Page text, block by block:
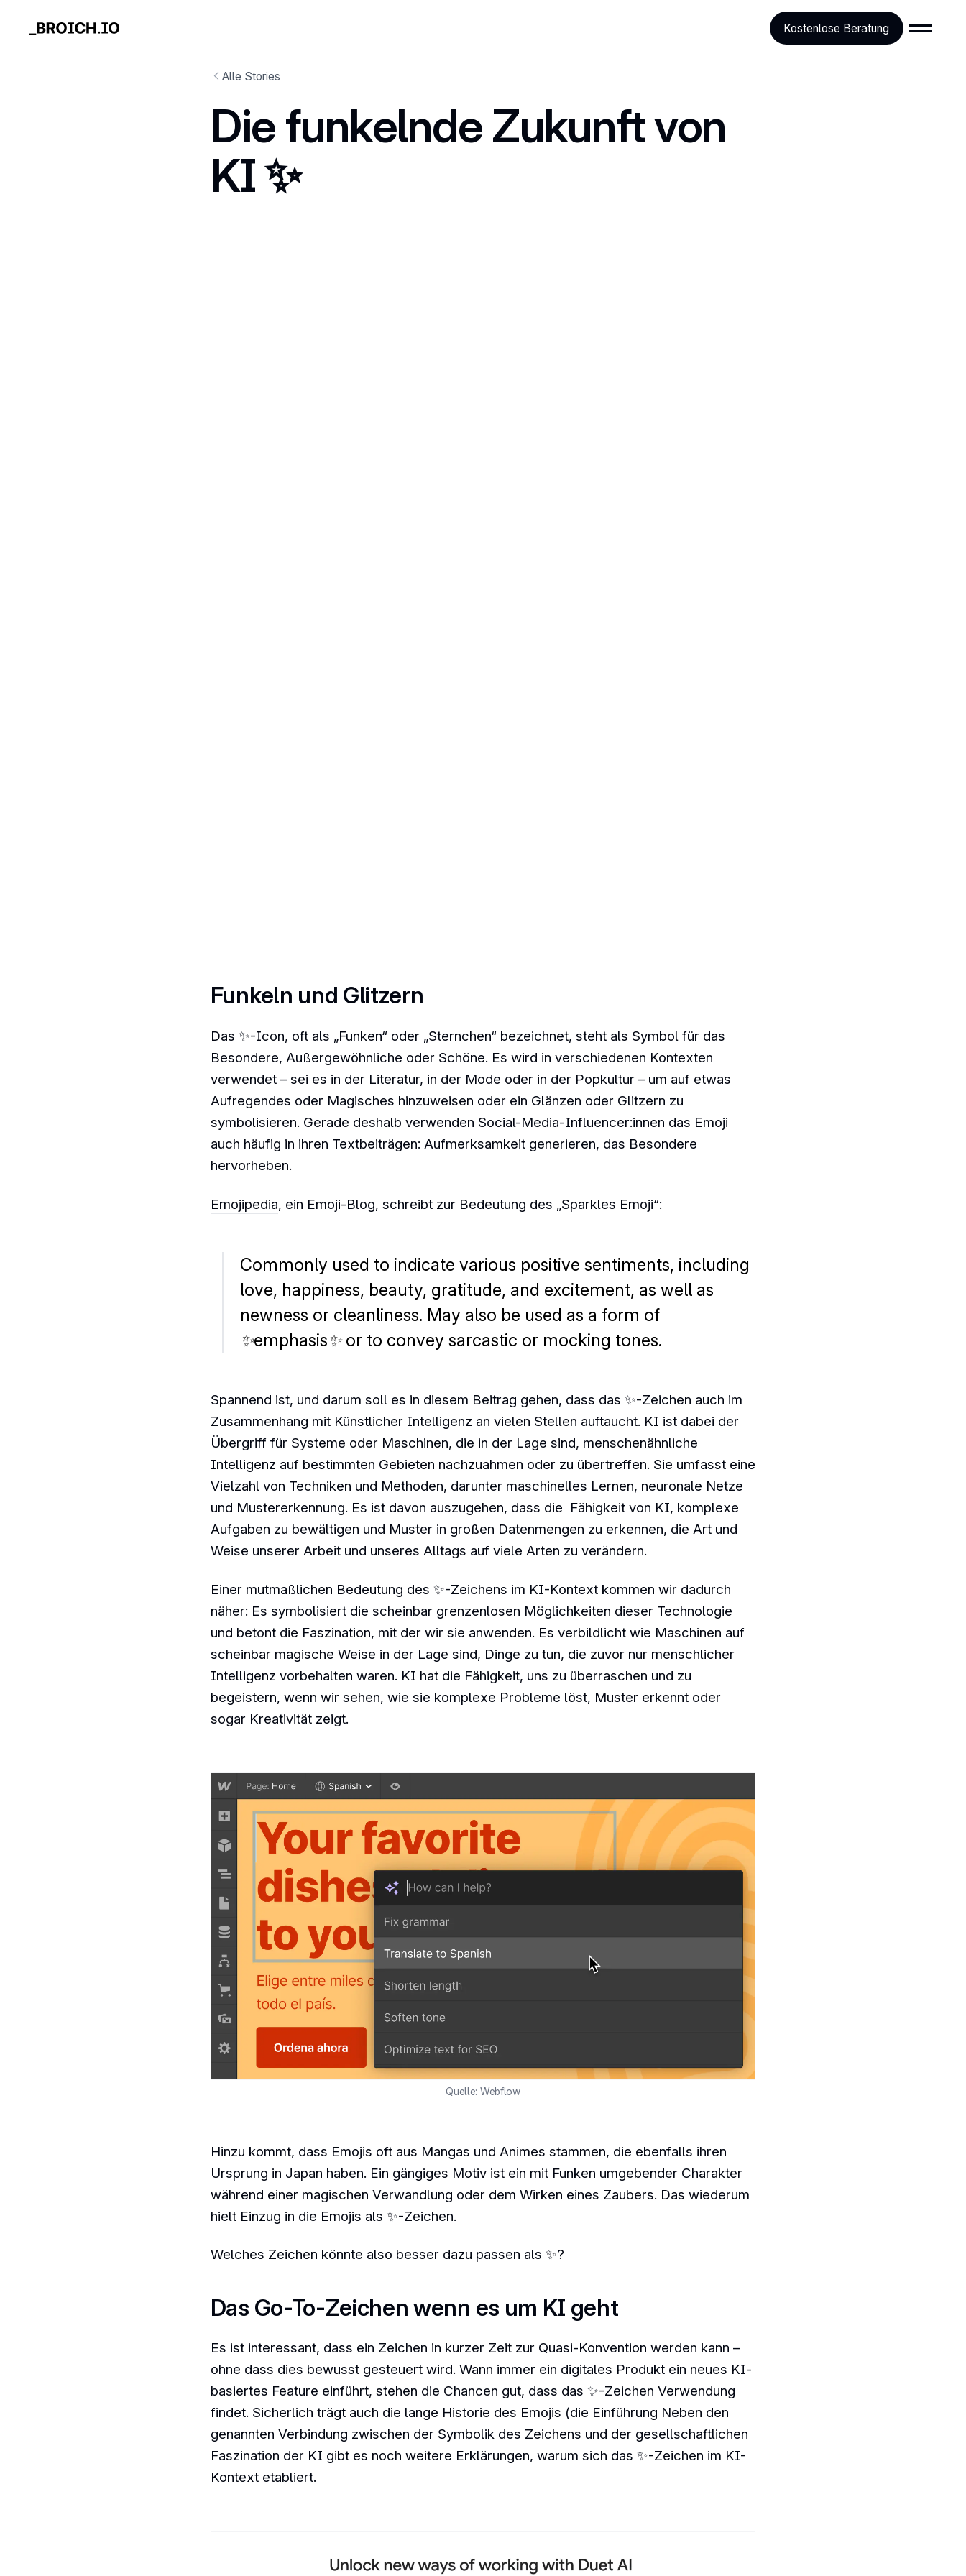
Kostenlose Beratung
Alle Stories
Die funkelnde Zukunft von
KI ✨
Funkeln und Glitzern
Das ✨-Icon, oft als „Funken“ oder „Sternchen“ bezeichnet, steht als Symbol für das
Besondere, Außergewöhnliche oder Schöne. Es wird in verschiedenen Kontexten
verwendet – sei es in der Literatur, in der Mode oder in der Popkultur – um auf etwas
Aufregendes oder Magisches hinzuweisen oder ein Glänzen oder Glitzern zu
symbolisieren. Gerade deshalb verwenden Social-Media-Influencer:innen das Emoji
auch häufig in ihren Textbeiträgen: Aufmerksamkeit generieren, das Besondere
hervorheben.
Emojipedia, ein Emoji-Blog, schreibt zur Bedeutung des „Sparkles Emoji“:
Commonly used to indicate various positive sentiments, including
love, happiness, beauty, gratitude, and excitement, as well as
newness or cleanliness. May also be used as a form of
✨emphasis✨ or to convey sarcastic or mocking tones.
Spannend ist, und darum soll es in diesem Beitrag gehen, dass das ✨-Zeichen auch im
Zusammenhang mit Künstlicher Intelligenz an vielen Stellen auftaucht. KI ist dabei der
Übergriff für Systeme oder Maschinen, die in der Lage sind, menschenähnliche
Intelligenz auf bestimmten Gebieten nachzuahmen oder zu übertreffen. Sie umfasst eine
Vielzahl von Techniken und Methoden, darunter maschinelles Lernen, neuronale Netze
und Mustererkennung. Es ist davon auszugehen, dass die Fähigkeit von KI, komplexe
Aufgaben zu bewältigen und Muster in großen Datenmengen zu erkennen, die Art und
Weise unserer Arbeit und unseres Alltags auf viele Arten zu verändern.
Einer mutmaßlichen Bedeutung des ✨-Zeichens im KI-Kontext kommen wir dadurch
näher: Es symbolisiert die scheinbar grenzenlosen Möglichkeiten dieser Technologie
und betont die Faszination, mit der wir sie anwenden. Es verbildlicht wie Maschinen auf
scheinbar magische Weise in der Lage sind, Dinge zu tun, die zuvor nur menschlicher
Intelligenz vorbehalten waren. KI hat die Fähigkeit, uns zu überraschen und zu
begeistern, wenn wir sehen, wie sie komplexe Probleme löst, Muster erkennt oder
sogar Kreativität zeigt.
Quelle: Webflow
Hinzu kommt, dass Emojis oft aus Mangas und Animes stammen, die ebenfalls ihren
Ursprung in Japan haben. Ein gängiges Motiv ist ein mit Funken umgebender Charakter
während einer magischen Verwandlung oder dem Wirken eines Zaubers. Das wiederum
hielt Einzug in die Emojis als ✨-Zeichen.
Welches Zeichen könnte also besser dazu passen als ✨?
Das Go-To-Zeichen wenn es um KI geht
Es ist interessant, dass ein Zeichen in kurzer Zeit zur Quasi-Konvention werden kann –
ohne dass dies bewusst gesteuert wird. Wann immer ein digitales Produkt ein neues KI-
basiertes Feature einführt, stehen die Chancen gut, dass das ✨-Zeichen Verwendung
findet. Sicherlich trägt auch die lange Historie des Emojis (die Einführung Neben den
genannten Verbindung zwischen der Symbolik des Zeichens und der gesellschaftlichen
Faszination der KI gibt es noch weitere Erklärungen, warum sich das ✨-Zeichen im KI-
Kontext etabliert.